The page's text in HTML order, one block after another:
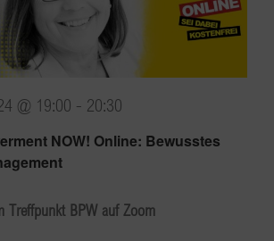
NOW! Online: Bewusstes
@ 19:00 - 20:30
Treffpunkt BPW auf Zoom